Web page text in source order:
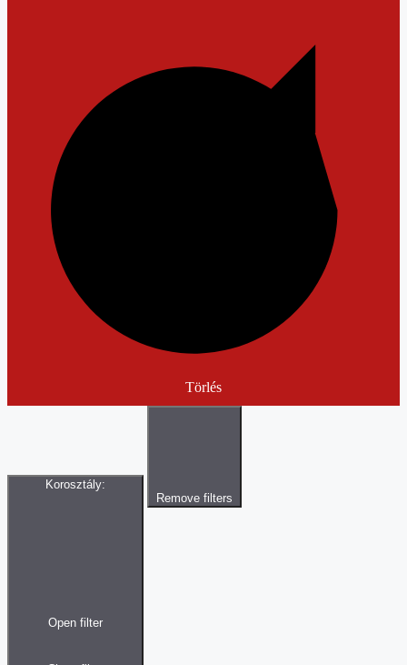
Törlés
Korosztály:
Open filter
Remove filters